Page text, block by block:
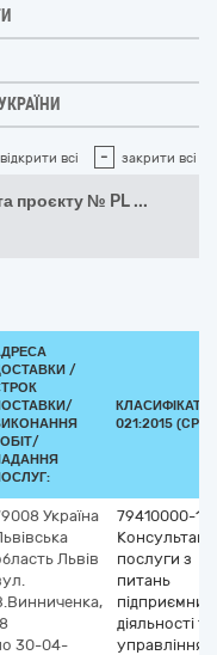
відкрити всі - закрити всі
проєкту № PL ...
/
021:2015 (CPV)
Україна
Львів
30-04-
79410000-1
послуги з
питань
діяльності та
управління